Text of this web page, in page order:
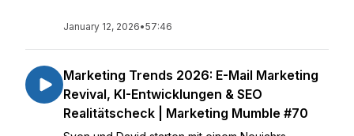
January 12, 2026•57:46
Marketing Trends 2026: E-Mail Marketing
Revival, KI-Entwicklungen & SEO
Realitätscheck | Marketing Mumble #70